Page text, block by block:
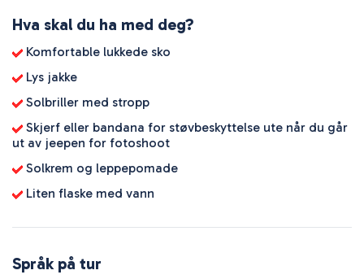
Hva skal du ha med deg?
Komfortable lukkede sko
Lys jakke
Solbriller med stropp
Skjerf eller bandana for støvbeskyttelse ute når du går
ut av jeepen for fotoshoot
Solkrem og leppepomade
Liten flaske med vann
Språk på tur